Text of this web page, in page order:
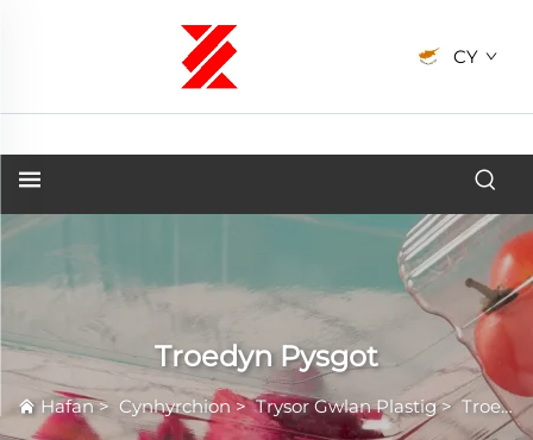
CY
Troedyn Pysgot
Hafan> Cynhyrchion>Trysor Gwlan Plastig>Troedyn Pysgot